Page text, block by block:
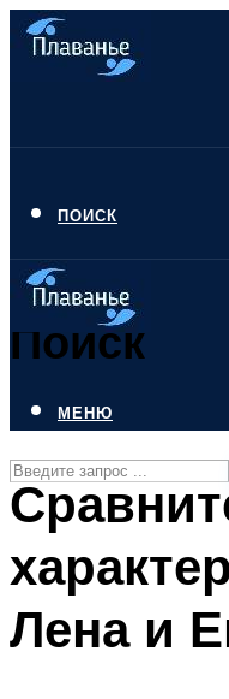
ПОИСК
Поиск
ПЛАВАНЬЕ ДЛЯ
БАССЕЙН ДЛЯ
МЕНЮ
Лена и